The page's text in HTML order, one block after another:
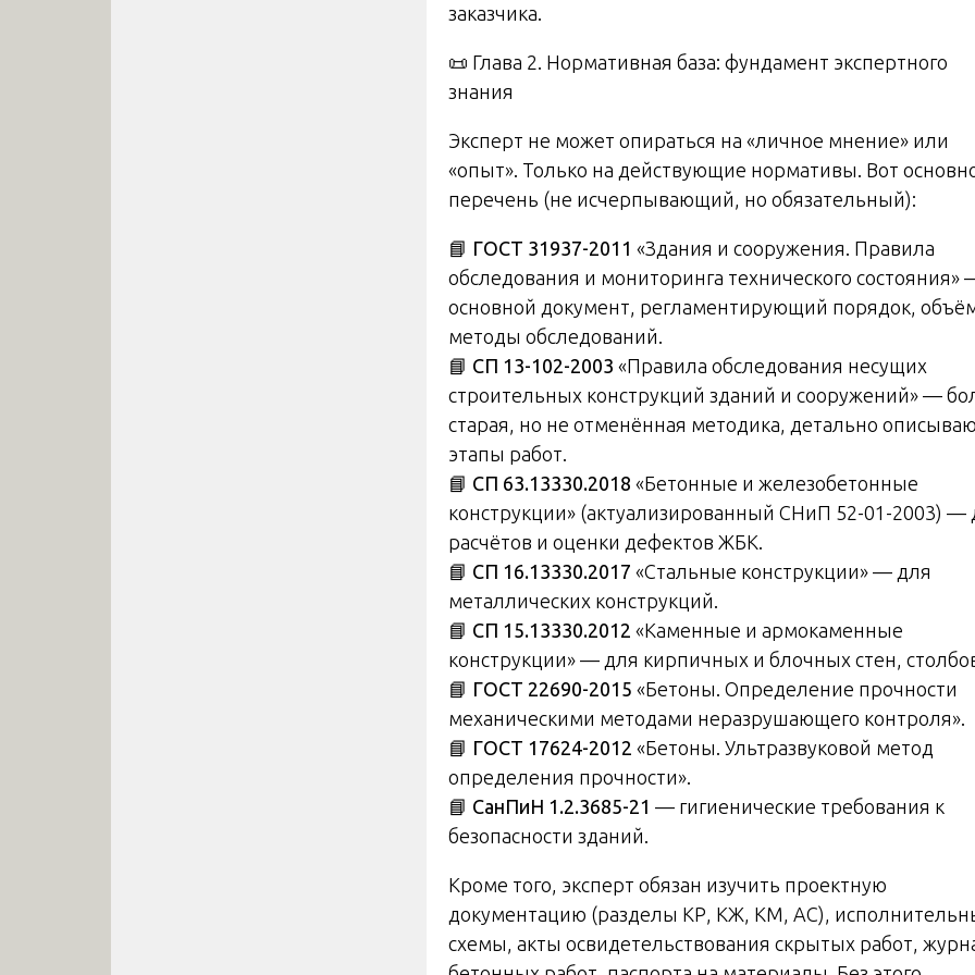
заказчика.
📜 Глава 2. Нормативная база: фундамент экспертного
знания
Эксперт не может опираться на «личное мнение» или
«опыт». Только на действующие нормативы. Вот
перечень (не исчерпывающий, но обязательный):
📘 ГОСТ 31937-2011 «Здания и сооружения. Правила
обследования и мониторинга технического состояния»
основной документ, регламентирующий порядок,
методы обследований.
📘 СП 13-102-2003 «Правила обследования несущих
строительных конструкций зданий и сооружений» —
старая, но не отменённая методика, детально
этапы работ.
📘 СП 63.13330.2018 «Бетонные и железобетонные
конструкции» (актуализированный СНиП 52-01-2003) —
расчётов и оценки дефектов ЖБК.
📘 СП 16.13330.2017 «Стальные конструкции» — для
металлических конструкций.
📘 СП 15.13330.2012 «Каменные и армокаменные
конструкции» — для кирпичных и блочных стен,
📘 ГОСТ 22690-2015 «Бетоны. Определение прочности
механическими методами неразрушающего контроля».
📘 ГОСТ 17624-2012 «Бетоны. Ультразвуковой метод
определения прочности».
📘 СанПиН 1.2.3685-21 — гигиенические требования к
безопасности зданий.
Кроме того, эксперт обязан изучить проектную
документацию (разделы КР, КЖ, КМ, АС),
схемы, акты освидетельствования скрытых работ,